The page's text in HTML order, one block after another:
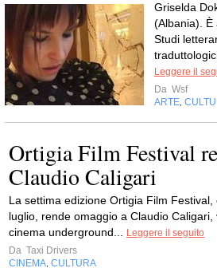
Griselda
(Albania). È
Studi
Leggere il
Da Wsf
ARTE
Ortigia Film Festival
Claudio Caligari
La settima edizione Ortigia Film
luglio, rende omaggio a Claudio
cinema underground...
Leggere il seguito
Da Taxi Drivers
CINEMA CULTURA